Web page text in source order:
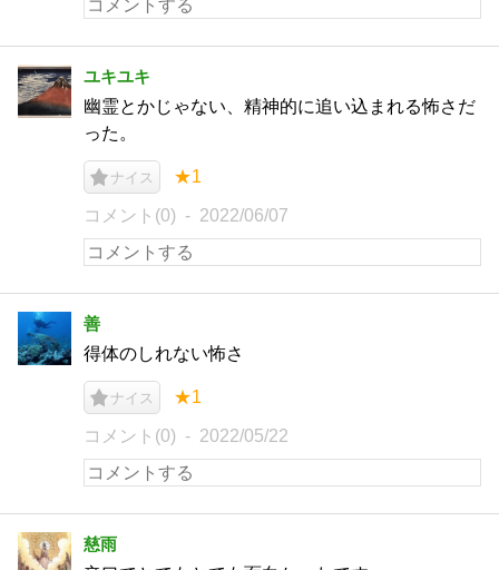
ユキユキ
幽霊とかじゃない、精神的に追い込まれる怖さだ
った。
ナイス ★1
コメント(0) 2022/06/07
善
得体のしれない怖さ
ナイス ★1
コメント(0) 2022/05/22
慈雨